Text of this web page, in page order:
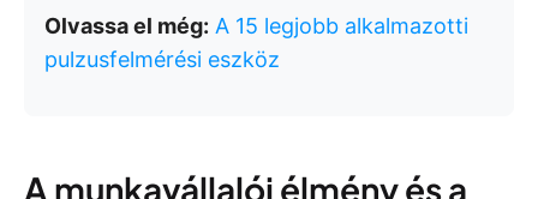
Olvassa el még: A 15 legjobb alkalmazotti
pulzusfelmérési eszköz
A munkavállalói élmény és a